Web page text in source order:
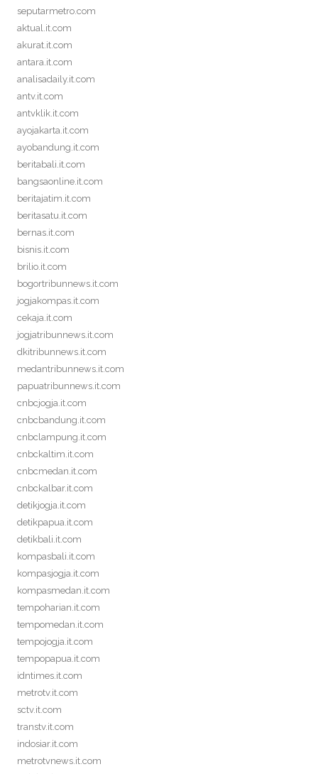
seputarmetro.com
aktual.it.com
akurat.it.com
antara.it.com
analisadaily.it.com
antv.it.com
antvklik.it.com
ayojakarta.it.com
ayobandung.it.com
beritabali.it.com
bangsaonline.it.com
beritajatim.it.com
beritasatu.it.com
bernas.it.com
bisnis.it.com
brilio.it.com
bogortribunnews.it.com
jogjakompas.it.com
cekaja.it.com
jogjatribunnews.it.com
dkitribunnews.it.com
medantribunnews.it.com
papuatribunnews.it.com
cnbcjogja.it.com
cnbcbandung.it.com
cnbclampung.it.com
cnbckaltim.it.com
cnbcmedan.it.com
cnbckalbar.it.com
detikjogja.it.com
detikpapua.it.com
detikbali.it.com
kompasbali.it.com
kompasjogja.it.com
kompasmedan.it.com
tempoharian.it.com
tempomedan.it.com
tempojogja.it.com
tempopapua.it.com
idntimes.it.com
metrotv.it.com
sctv.it.com
transtv.it.com
indosiar.it.com
metrotvnews.it.com